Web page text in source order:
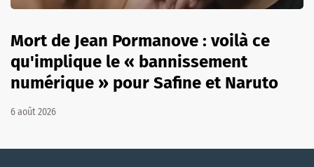
Mort de Jean Pormanove : voilà ce
qu'implique le « bannissement
numérique » pour Safine et Naruto
6 août 2026